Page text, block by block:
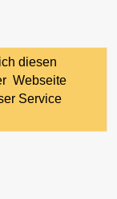
diesen
Webseite
Service